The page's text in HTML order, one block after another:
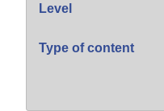
Level
Type of content